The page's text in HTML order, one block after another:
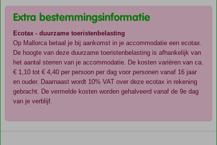
Extra bestemmingsinformatie
Ecotax - duurzame toeristenbelasting
Op Mallorca betaal je bij aankomst in je accommodatie een ecotax.
De hoogte van deze duurzame toeristenbelasting is afhankelijk van
het aantal sterren van je accommodatie. De kosten variëren van ca.
€ 1,10 tot € 4,40 per persoon per dag voor personen vanaf 16 jaar
en ouder. Daarnaast wordt 10% VAT over deze ecotax in rekening
gebracht. De vermelde kosten worden gehalveerd vanaf de 9e dag
van je verblijf.